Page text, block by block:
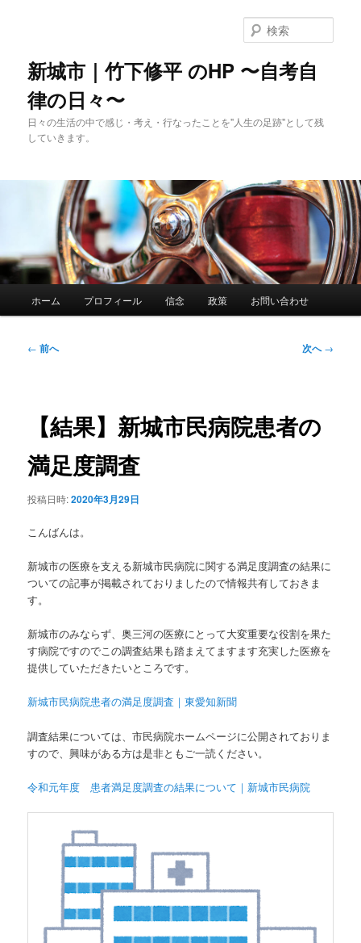
動
新城市｜竹下修平 のHP 〜自考自
律の日々〜
日々の生活の中で感じ・考え・行なったことを"人生の足跡"として残
していきます。
索
ホーム プロフィール 信念 政策 お問い合わせ
投
ョ
ン
← 前へ 次へ→
【結果】新城市民病院患者の
満足度調査
投稿日時:2020年3月29日
こんばんは。
新城市の医療を支える新城市民病院に関する満足度調査の結果に
ついての記事が掲載されておりましたので情報共有しておきま
す。
新城市のみならず、奥三河の医療にとって大変重要な役割を果た
す病院ですのでこの調査結果も踏まえてますます充実した医療を
提供していただきたいところです。
新城市民病院患者の満足度調査｜東愛知新聞
調査結果については、市民病院ホームページに公開されておりま
すので、興味がある方は是非ともご一読ください。
令和元年度 患者満足度調査の結果について｜新城市民病院